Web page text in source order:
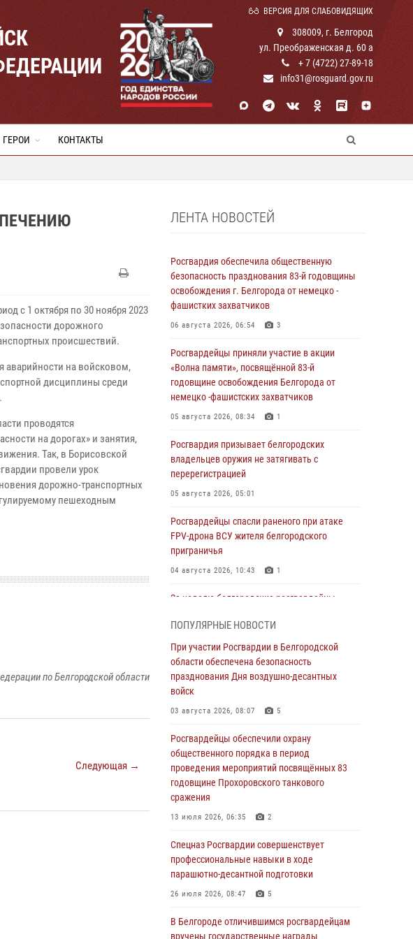
ВЕРСИЯ ДЛЯ СЛАБОВИДЯЩИХ
308009, г. Белгород
ул. Преображенская д. 60 а
+ 7 (4722) 27-89-18
info31@rosguard.gov.ru
ГЕРОИ КОНТАКТЫ
с 1 октября по 30 ноября 2023
дорожного
происшествий.
аварийности на войсковом,
дисциплины среди
проводятся
на дорогах» и занятия,
Так, в Борисовской
провели урок
дорожно-транспортных
пешеходным
по Белгородской области
Следующая →
ЛЕНТА НОВОСТЕЙ
Росгвардия обеспечила общественную
безопасность празднования 83-й годовщины
освобождения г. Белгорода от немецко -
фашистких захватчиков
06 августа 2026, 06:54 3
Росгвардейцы приняли участие в акции
«Волна памяти», посвящённой 83‑й
годовщине освобождения Белгорода от
немецко ‑фашистских захватчиков
05 августа 2026, 08:34 1
Росгвардия призывает белгородских
владельцев оружия не затягивать с
перерегистрацией
05 августа 2026, 05:01
Росгвардейцы спасли раненого при атаке
FPV-дрона ВСУ жителя белгородского
приграничья
04 августа 2026, 10:43 1
За неделю белгородские росгвардейцы
Сотрудники Росгвардии задержали
подозреваемую в краже товаров из
гипермаркета в Белгороде
03 августа 2026, 13:29
«Я расскажу вам о Герое»: история
подполковника милиции в отставке Виктора
Хайрулика (видео)
03 августа 2026, 10:37 1
Росгвардейцы провели занятия с
«Армата» в Белгородской области
03 августа 2026, 10:12 1
При участии Росгвардии в Белгородской
празднования Дня воздушно-десантных
войск
ПОПУЛЯРНЫЕ НОВОСТИ
При участии Росгвардии в Белгородской
области обеспечена безопасность
празднования Дня воздушно-десантных
войск
03 августа 2026, 08:07 5
Росгвардейцы обеспечили охрану
общественного порядка в период
проведения мероприятий посвящённых 83
годовщине Прохоровского танкового
сражения
13 июля 2026, 06:35 2
Спецназ Росгвардии совершенствует
профессиональные навыки в ходе
парашютно-десантной подготовки
26 июля 2026, 08:47 5
В Белгороде отличившимся росгвардейцам
вручены государственные награды